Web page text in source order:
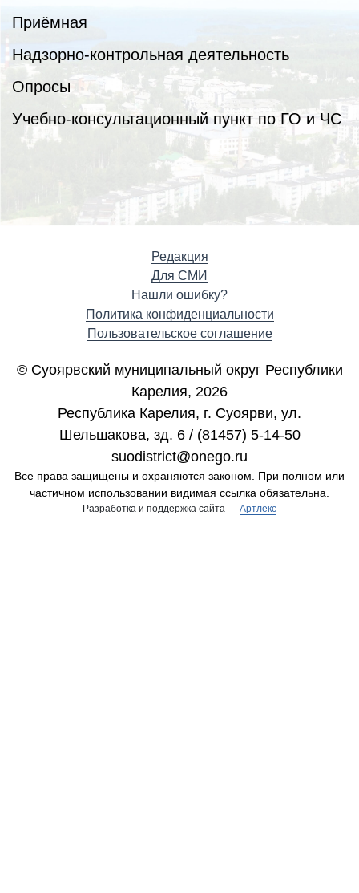
Приёмная
Надзорно-контрольная деятельность
Опросы
Учебно-консультационный пункт по ГО и ЧС
Редакция
Для СМИ
Нашли ошибку?
Политика конфиденциальности
Пользовательское соглашение
© Суоярвский муниципальный округ Республики
Карелия, 2026
Республика Карелия, г. Cуоярви, ул.
Шельшакова, зд. 6 / (81457) 5-14-50
suodistrict@onego.ru
Все права защищены и охраняются законом. При полном или
частичном использовании видимая ссылка обязательна.
Разработка и поддержка сайта — Артлекс